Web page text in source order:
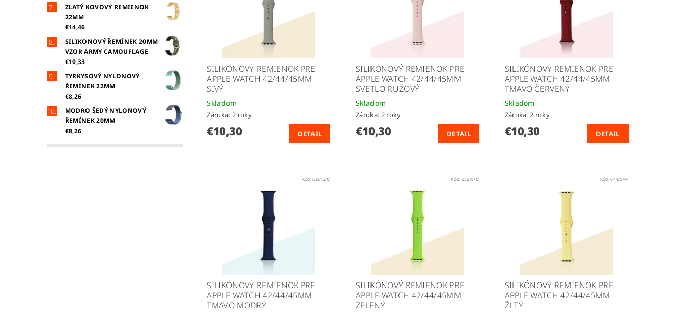
ZLATÝ KOVOVÝ REMIENOK
22MM
€14,46
SILIKONOVÝ ŘEMÍNEK 20MM
VZOR ARMY CAMOUFLAGE
€10,33
TYRKYSOVÝ NYLONOVÝ
ŘEMÍNEK 22MM
€8,26
MODRO ŠEDÝ NYLONOVÝ
ŘEMÍNEK 20MM
€8,26
SILIKÓNOVÝ REMIENOK PRE
APPLE WATCH 42/44/45MM
SIVÝ
Skladom
Záruka: 2 roky
€10,30 DETAIL
SILIKÓNOVÝ REMIENOK PRE
APPLE WATCH 42/44/45MM
SVETLO RUŽOVÝ
Skladom
Záruka: 2 roky
€10,30 DETAIL
SILIKÓNOVÝ REMIENOK PRE
APPLE WATCH 42/44/45MM
TMAVO ČERVENÝ
Skladom
Záruka: 2 roky
€10,30 DETAIL
Kód:668/S/M
SILIKÓNOVÝ REMIENOK PRE
APPLE WATCH 42/44/45MM
TMAVO MODRÝ
Kód: 656/S/M
SILIKÓNOVÝ REMIENOK PRE
APPLE WATCH 42/44/45MM
ZELENÝ
Kód:644/S/M
SILIKÓNOVÝ REMIENOK PRE
APPLE WATCH 42/44/45MM
ŽLTÝ